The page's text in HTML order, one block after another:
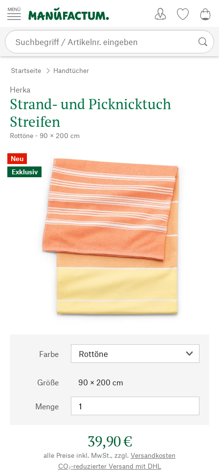
Zum Inhalt springen
Startseite Handtücher
Herka
Strand- und Picknicktuch
Streifen
Rottöne - 90 × 200 cm
Neu
Exklusiv
Farbe
Größe 90 × 200 cm
Menge
39,90 €
alle Preise inkl. MwSt., zzgl. Versandkosten
CO₂-reduzierter Versand mit DHL